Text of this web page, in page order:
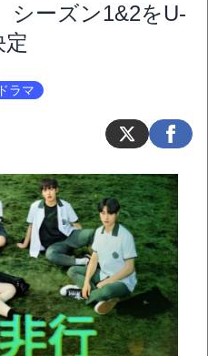
シーズン1&2をU-
定
ドラマ